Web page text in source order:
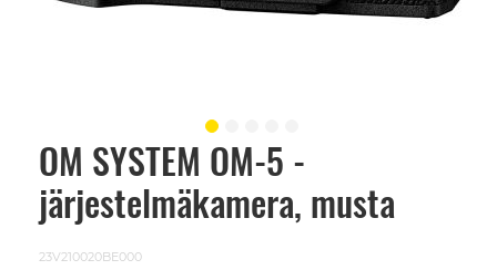
OM SYSTEM OM-5 -
järjestelmäkamera, musta
23V210020BE000
Skip
beginning
images